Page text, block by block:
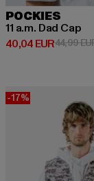
POCKIES
11 a.m. Dad Cap
40,04 EUR
Prix courant: 40,04
44,99
-17%